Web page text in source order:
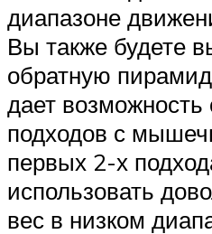
диапазоне
Вы также будете
обратную
дает
подходов с
первых 2-х
использовать
вес в низком